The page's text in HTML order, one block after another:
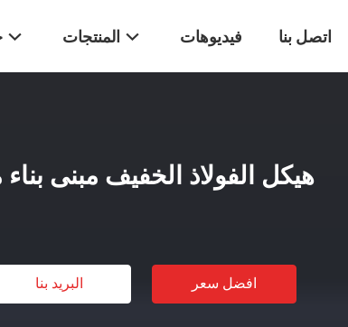
المنتجات فيديوهات اتصل بنا
هيكل الفولاذ الخفيف مبنى
افضل سعر البريد بنا